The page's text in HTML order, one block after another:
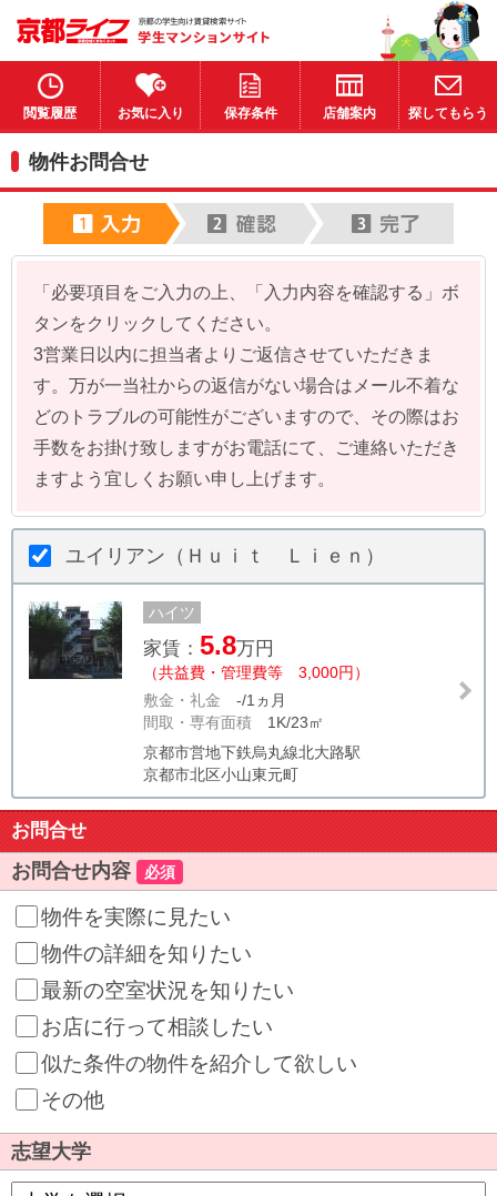
閲覧履歴 お気に入り 保存条件 店舗案内 探してもらう
物件お問合せ
「必要項目をご入力の上、「入力内容を確認する」ボ
タンをクリックしてください。
3営業日以内に担当者よりご返信させていただきま
す。万が一当社からの返信がない場合はメール不着な
どのトラブルの可能性がございますので、その際はお
手数をお掛け致しますがお電話にて、ご連絡いただき
ますよう宜しくお願い申し上げます。
ユイリアン（Ｈｕｉｔ Ｌｉｅｎ）
ハイツ
家賃： 5.8万円
（共益費・管理費等 3,000円）
敷金・礼金 -/1ヵ月
間取・専有面積 1K/23㎡
京都市営地下鉄烏丸線北大路駅
京都市北区小山東元町
お問合せ
お問合せ内容 必須
物件を実際に見たい
物件の詳細を知りたい
最新の空室状況を知りたい
お店に行って相談したい
似た条件の物件を紹介して欲しい
その他
志望大学